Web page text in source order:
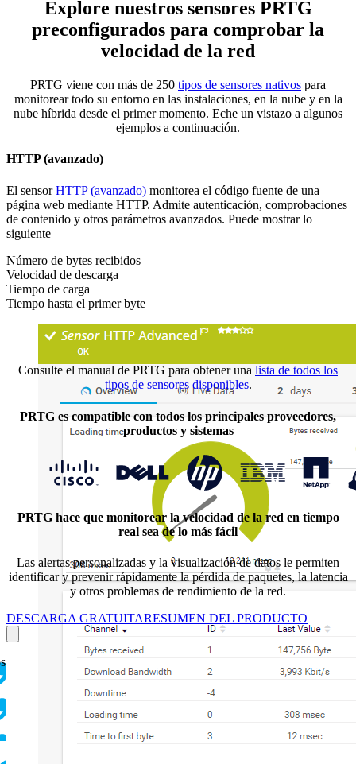
Explore nuestros sensores PRTG
preconfigurados para comprobar la
velocidad de la red
PRTG viene con más de 250 tipos de sensores nativos para
monitorear todo su entorno en las instalaciones, en la nube y en la
nube híbrida desde el primer momento. Eche un vistazo a algunos
ejemplos a continuación.
HTTP (avanzado)
El sensorHTTP (avanzado) monitorea el código fuente de una
página web mediante HTTP. Admite autenticación, comprobaciones
de contenido y otros parámetros avanzados. Puede mostrar lo
siguiente
Número de bytes recibidos
Velocidad de descarga
Tiempo de carga
Tiempo hasta el primer byte
Consulte el manual de PRTG para obtener una lista de todos los
tipos de sensores disponibles.
PRTG es compatible con todos los principales proveedores,
productos y sistemas
PRTG hace que monitorear la velocidad de la red en tiempo
real sea de lo más fácil
Las alertas personalizadas y la visualización de datos le permiten
identificar y prevenir rápidamente la pérdida de paquetes, la latencia
y otros problemas de rendimiento de la red.
DESCARGA GRATUITARESUMEN DEL PRODUCTO